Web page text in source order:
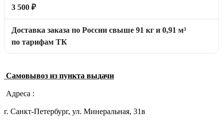
3 500 ₽
Доставка заказа по России свыше 91 кг и 0,91 м³
по тарифам ТК
Самовывоз из пункта выдачи
Адреса :
г. Санкт-Петербург, ул. Минеральная, 31в